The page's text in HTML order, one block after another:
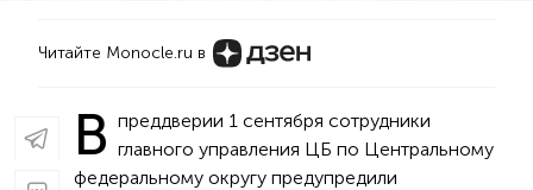
Читайте Monocle.ru в
В преддверии 1 сентября сотрудники
главного управления ЦБ по Центральному
федеральному округу предупредили